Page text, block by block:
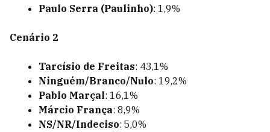
Paulo Serra (Paulinho): 1,9%
Cenário 2
Tarcísio de Freitas: 43,1%
Ninguém/Branco/Nulo: 19,2%
Pablo Marçal: 16,1%
Márcio França: 8,9%
NS/NR/Indeciso: 5,0%